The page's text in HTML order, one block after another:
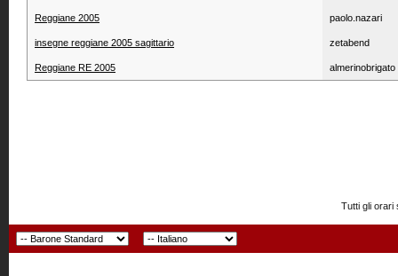
Reggiane 2005 paolo.nazari
insegne reggiane 2005 sagittario zetabend
Reggiane RE 2005 almerinobrigato
Tutti gli orari